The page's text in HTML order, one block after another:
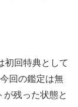
初回特典として
回の鑑定は無
残った状態と